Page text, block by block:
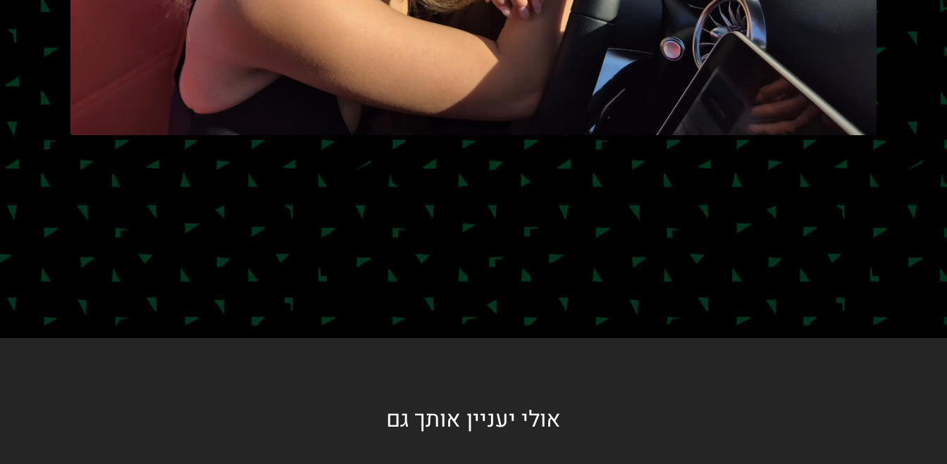
אולי יעניין אותך גם